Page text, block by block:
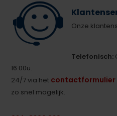
Onze
Telefonisch:
16:00u.
24/7 via het contactformulier
zo snel mogelijk.